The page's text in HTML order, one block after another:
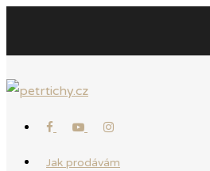
Jak prodávám